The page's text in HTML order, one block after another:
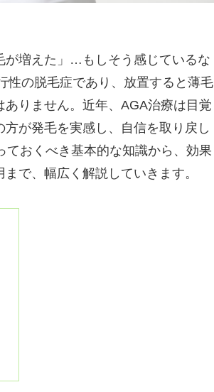
が増えた」…もしそう感じているな
性の脱毛症であり、放置すると薄毛
りません。近年、AGA治療は目覚
が発毛を実感し、自信を取り戻し
おくべき基本的な知識から、効果
で、幅広く解説していきます。